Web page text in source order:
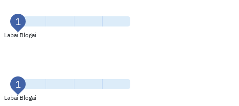
Labai Blogai
Labai Blogai